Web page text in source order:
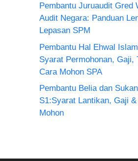
Pembantu Juruaudit Gred
Audit Negara: Panduan
Lepasan SPM
Pembantu Hal Ehwal
Syarat Permohonan, Gaji,
Cara Mohon SPA
Pembantu Belia dan
S1:Syarat Lantikan, Gaji
Mohon